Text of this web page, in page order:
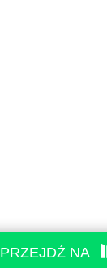
PRZEJDŹ NA